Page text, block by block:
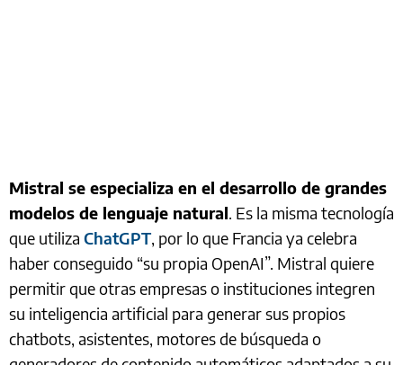
Mistral se especializa en el desarrollo de grandes
modelos de lenguaje natural. Es la misma tecnología
que utiliza ChatGPT, por lo que Francia ya celebra
haber conseguido “su propia OpenAI”. Mistral quiere
permitir que otras empresas o instituciones integren
su inteligencia artificial para generar sus propios
chatbots, asistentes, motores de búsqueda o